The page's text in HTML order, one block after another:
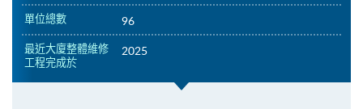
單位總數 96
最近大廈整體維修
工程完成於
2025